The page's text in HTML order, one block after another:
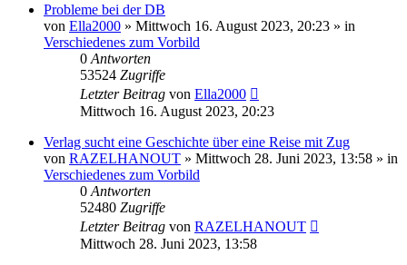
Probleme bei der DB
von Ella2000 » Mittwoch 16. August 2023, 20:23 » in
Verschiedenes zum Vorbild
0 Antworten
53524 Zugriffe
Letzter Beitrag von Ella2000
Mittwoch 16. August 2023, 20:23
Verlag sucht eine Geschichte über eine Reise mit Zug
von RAZELHANOUT » Mittwoch 28. Juni 2023, 13:58 » in
Verschiedenes zum Vorbild
0 Antworten
52480 Zugriffe
Letzter Beitrag von RAZELHANOUT
Mittwoch 28. Juni 2023, 13:58